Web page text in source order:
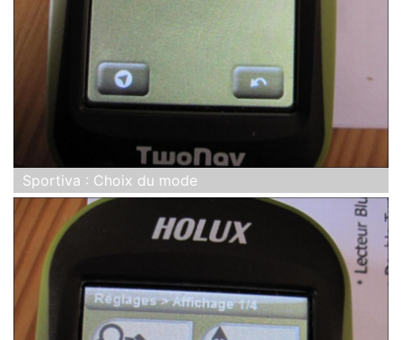
Sportiva : Choix du mode